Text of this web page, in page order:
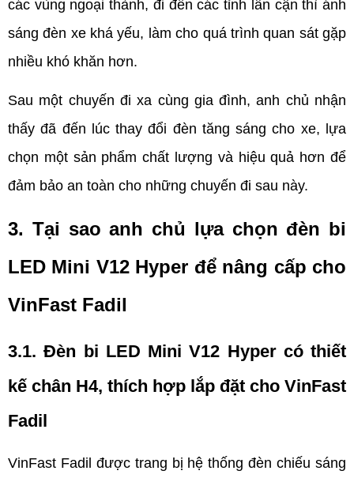
các vùng ngoại thành, đi đến các tỉnh lân cận thì ánh
sáng đèn xe khá yếu, làm cho quá trình quan sát gặp
nhiều khó khăn hơn.
Sau một chuyến đi xa cùng gia đình, anh chủ nhận
thấy đã đến lúc thay đổi đèn tăng sáng cho xe, lựa
chọn một sản phẩm chất lượng và hiệu quả hơn để
đảm bảo an toàn cho những chuyến đi sau này.
3. Tại sao anh chủ lựa chọn đèn bi
LED Mini V12 Hyper để nâng cấp cho
VinFast Fadil
3.1. Đèn bi LED Mini V12 Hyper có thiết
kế chân H4, thích hợp lắp đặt cho VinFast
Fadil
VinFast Fadil được trang bị hệ thống đèn chiếu sáng